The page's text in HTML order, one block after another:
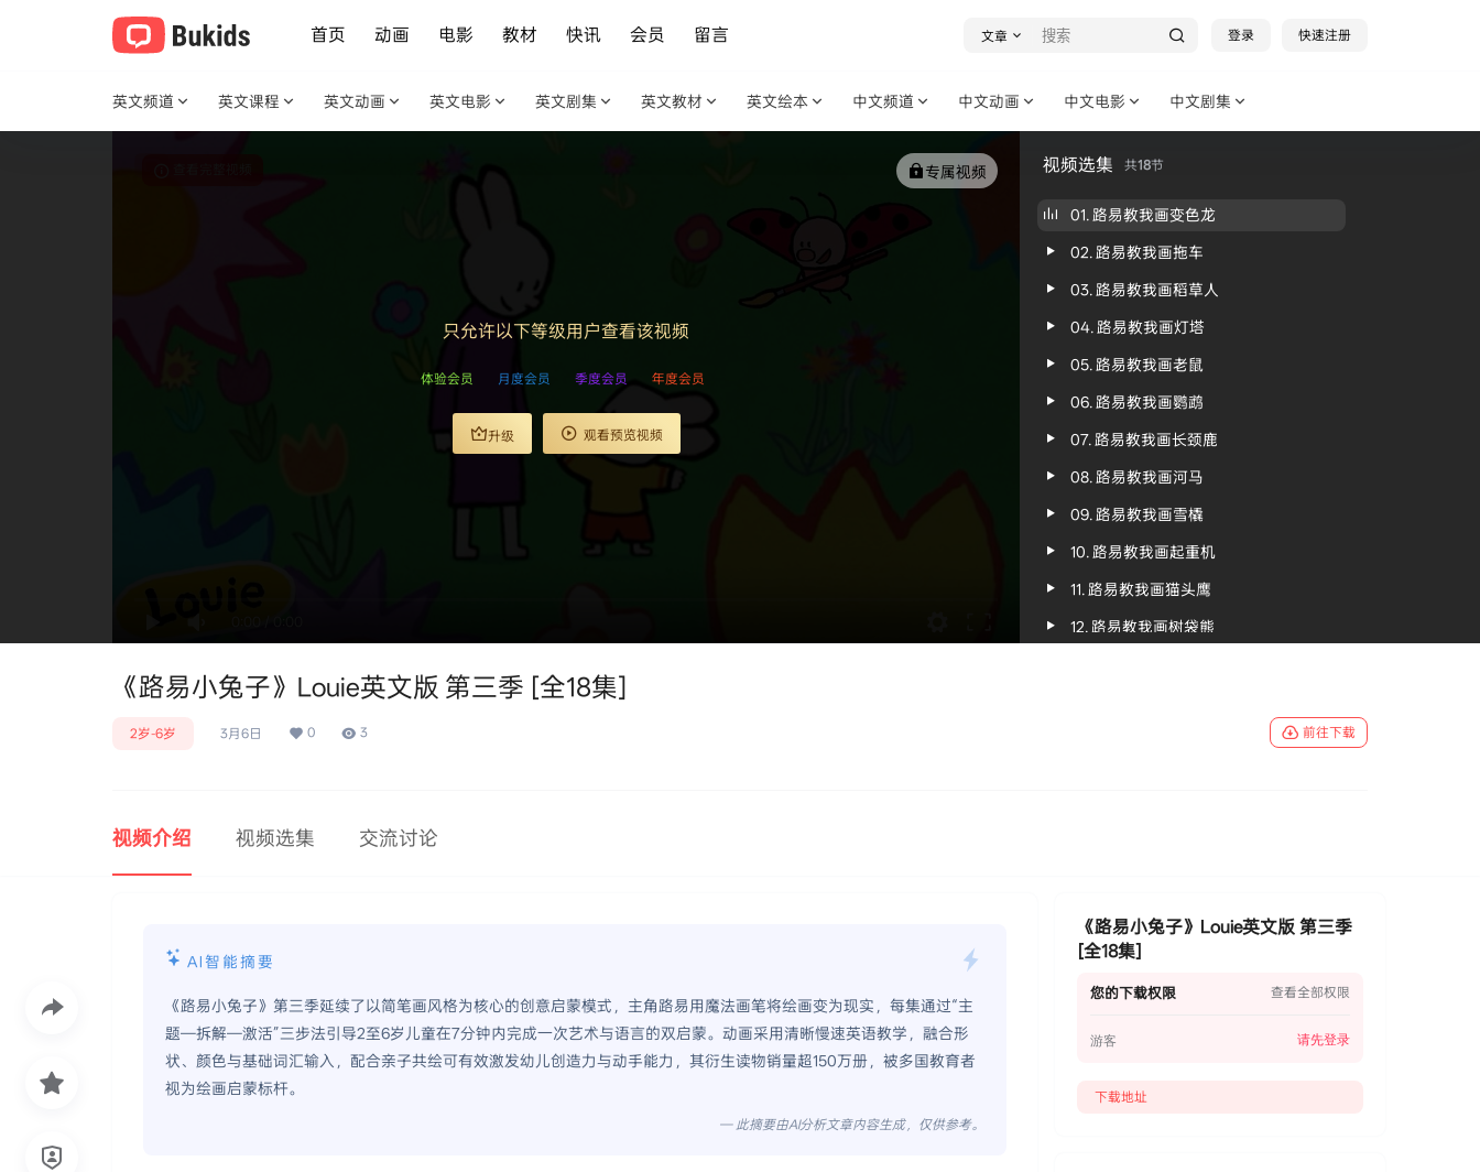
首页 动画 电影 教材 快讯 会员 留言 文章 登录 快速注册
英文频道 英文课程 英文动画 英文电影 英文剧集 英文教材 英文绘本 中文频道 中文动画 中文电影 中文剧集
专属视频
只允许以下等级用户查看该视频
体验会员 月度会员 季度会员 年度会员
升级 观看预览视频
视频选集 共18节
01. 路易教我画变色龙
02. 路易教我画拖车
03. 路易教我画稻草人
04. 路易教我画灯塔
05. 路易教我画老鼠
06. 路易教我画鹦鹉
07. 路易教我画长颈鹿
08. 路易教我画河马
09. 路易教我画雪橇
10. 路易教我画起重机
11. 路易教我画猫头鹰
12. 路易教我画树袋熊
《路易小兔子》Louie英文版 第三季 [全18集]
2岁-6岁 3月6日 0 3 前往下载
视频介绍 视频选集 交流讨论
AI智能摘要
《路易小兔子》第三季延续了以简笔画风格为核心的创意启蒙模式，主角路易用魔法画笔将绘画变为现实，每集通过“主
题—拆解—激活”三步法引导2至6岁儿童在7分钟内完成一次艺术与语言的双启蒙。动画采用清晰慢速英语教学，融合形
状、颜色与基础词汇输入，配合亲子共绘可有效激发幼儿创造力与动手能力，其衍生读物销量超150万册，被多国教育者
视为绘画启蒙标杆。
— 此摘要由AI分析文章内容生成，仅供参考。
《路易小兔子》Louie英文版 第三季
[全18集]
您的下载权限 查看全部权限
游客 请先登录
下载地址